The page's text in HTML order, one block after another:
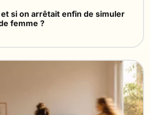
si on arrêtait enfin de simuler
femme ?